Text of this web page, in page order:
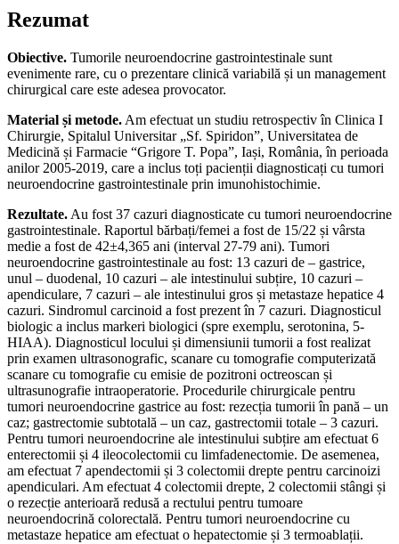
Rezumat
Obiective. Tumorile neuroendocrine gastrointestinale sunt
evenimente rare, cu o prezentare clinică variabilă și un management
chirurgical care este adesea provocator.
Material și metode. Am efectuat un studiu retrospectiv în Clinica I
Chirurgie, Spitalul Universitar „Sf. Spiridon”, Universitatea de
Medicină și Farmacie “Grigore T. Popa”, Iași, România, în perioada
anilor 2005-2019, care a inclus toți pacienții diagnosticați cu tumori
neuroendocrine gastrointestinale prin imunohistochimie.
Rezultate. Au fost 37 cazuri diagnosticate cu tumori neuroendocrine
gastrointestinale. Raportul bărbați/femei a fost de 15/22 și vârsta
medie a fost de 42±4,365 ani (interval 27-79 ani). Tumori
neuroendocrine gastrointestinale au fost: 13 cazuri de – gastrice,
unul – duodenal, 10 cazuri – ale intestinului subțire, 10 cazuri –
apendiculare, 7 cazuri – ale intestinului gros și metastaze hepatice 4
cazuri. Sindromul carcinoid a fost prezent în 7 cazuri. Diagnosticul
biologic a inclus markeri biologici (spre exemplu, serotonina, 5-
HIAA). Diagnosticul locului și dimensiunii tumorii a fost realizat
prin examen ultrasonografic, scanare cu tomografie computerizată
scanare cu tomografie cu emisie de pozitroni octreoscan și
ultrasunografie intraoperatorie. Procedurile chirurgicale pentru
tumori neuroendocrine gastrice au fost: rezecția tumorii în pană – un
caz; gastrectomie subtotală – un caz, gastrectomii totale – 3 cazuri.
Pentru tumori neuroendocrine ale intestinului subțire am efectuat 6
enterectomii și 4 ileocolectomii cu limfadenectomie. De asemenea,
am efectuat 7 apendectomii și 3 colectomii drepte pentru carcinoizi
apendiculari. Am efectuat 4 colectomii drepte, 2 colectomii stângi și
o rezecție anterioară redusă a rectului pentru tumoare
neuroendocrină colorectală. Pentru tumori neuroendocrine cu
metastaze hepatice am efectuat o hepatectomie și 3 termoablații.